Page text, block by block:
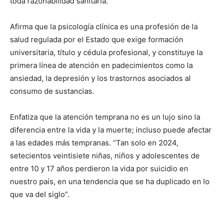
Afirma que la psicología clínica es una profesión de la
salud regulada por el Estado que exige formación
universitaria, título y cédula profesional, y constituye la
primera línea de atención en padecimientos como la
ansiedad, la depresión y los trastornos asociados al
consumo de sustancias.
Enfatiza que la atención temprana no es un lujo sino la
diferencia entre la vida y la muerte; incluso puede afectar
a las edades más tempranas. “Tan solo en 2024,
setecientos veintisiete niñas, niños y adolescentes de
entre 10 y 17 años perdieron la vida por suicidio en
nuestro país, en una tendencia que se ha duplicado en lo
que va del siglo”.